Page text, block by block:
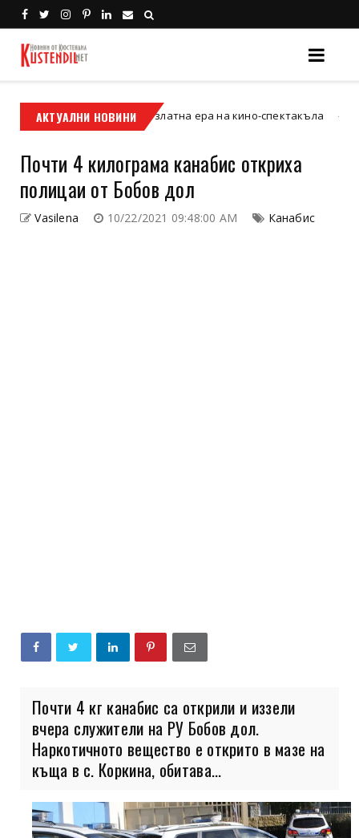
АКТУАЛНИ НОВИНИ
и новата златна ера на кино-спектакъла Кюстендил
Почти 4 килограма канабис откриха
полицаи от Бобов дол
Vasilena 10/22/2021 09:48:00 AM Канабис
Почти 4 кг канабис са открили и иззели
вчера служители на РУ Бобов дол.
Наркотичното вещество е открито в мазе на
къща в с. Коркина, обитава...